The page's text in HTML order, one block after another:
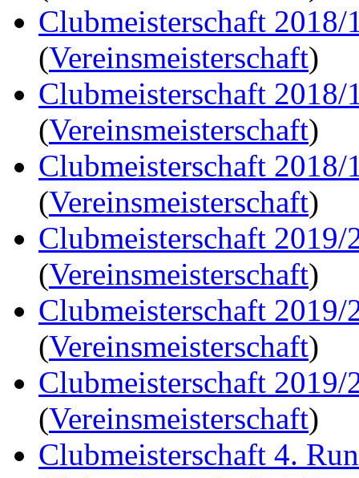
Clubmeisterschaft 2018/
(Vereinsmeisterschaft)
Clubmeisterschaft 2018/
(Vereinsmeisterschaft)
Clubmeisterschaft 2018/
(Vereinsmeisterschaft)
Clubmeisterschaft 2019/
(Vereinsmeisterschaft)
Clubmeisterschaft 2019/
(Vereinsmeisterschaft)
Clubmeisterschaft 2019/
(Vereinsmeisterschaft)
Clubmeisterschaft 4.